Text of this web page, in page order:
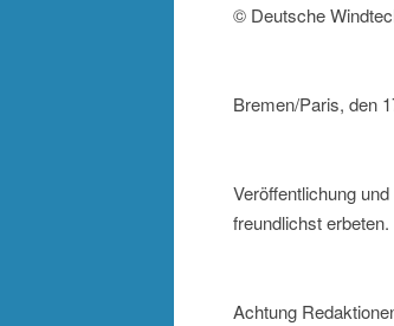
© Deutsche
Bremen/Paris, den
Veröffentlichung
freundlichst erbeten.
Achtung